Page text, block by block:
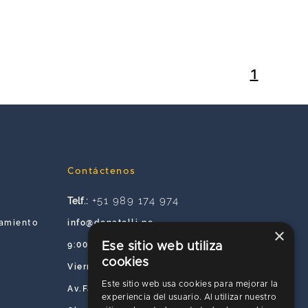
1
Contáctenos
Telf.: +51 989 174 974
info@donatelli.pe
9:00 a.m. a 6:00 p.m. de Lunes a
Viernes
Av.Faisanes 420 , Urb. La Campiña ,
×
Ese sitio web utiliza
cookies
Este sitio web usa cookies para mejorar la
experiencia del usuario. Al utilizar nuestro